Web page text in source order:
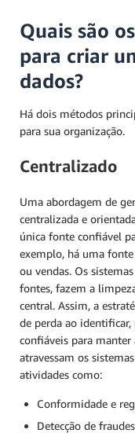
Quais são
para criar
dados?
Há dois métodos
para sua organização.
Centralizado
Uma abordagem de
centralizada e
única fonte confiável
exemplo, há uma
ou vendas. Os
fontes, fazem a
central. Assim, a
de perda ao
confiáveis para
atravessam os
atividades como:
Conformidade e
Detecção de